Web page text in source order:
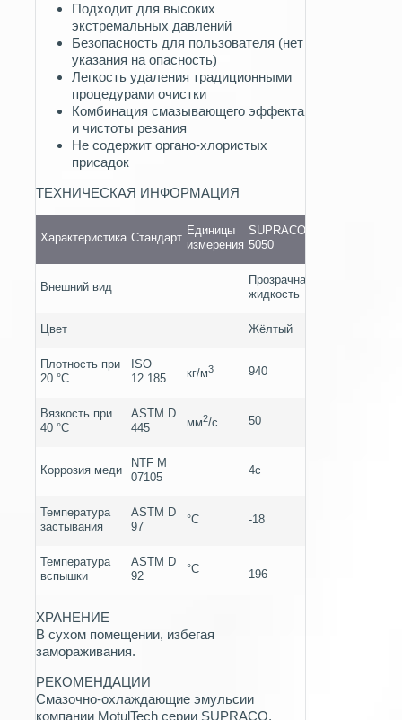
Подходит для высоких
экстремальных давлений
Безопасность для пользователя (нет
указания на опасность)
Легкость удаления традиционными
процедурами очистки
Комбинация смазывающего эффекта
и чистоты резания
Не содержит органо-хлористых
присадок
ТЕХНИЧЕСКАЯ ИНФОРМАЦИЯ
Характеристика Стандарт
Единицы
измерения
SUPRACO
5050
Внешний вид
Прозрачная
жидкость
Цвет Жёлтый
Плотность при
20 °C
ISO
12.185
кг/м3 940
Вязкость при
40 °C
ASTM D
445
мм2/c 50
Коррозия меди
NTF M
07105
4c
Температура
застывания
ASTM D
97
°C -18
Температура
вспышки
ASTM D
92
°C 196
ХРАНЕНИЕ
В сухом помещении, избегая
замораживания.
РЕКОМЕНДАЦИИ
Смазочно-охлаждающие эмульсии
компании MotulTech серии SUPRACO,